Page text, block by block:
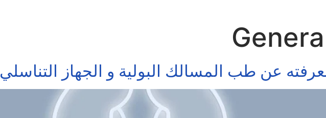
عن طب المسالك البولية و الجهاز التناسلي